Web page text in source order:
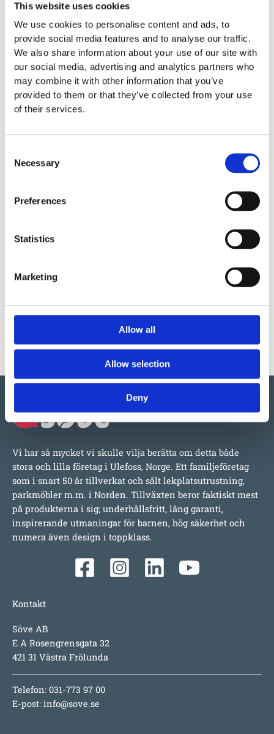
This website uses cookies
We use cookies to personalise content and ads, to
provide social media features and to analyse our traffic.
We also share information about your use of our site with
our social media, advertising and analytics partners who
may combine it with other information that you’ve
provided to them or that they’ve collected from your use
of their services.
Selection
Necessary
Preferences
Statistics
Marketing
Allow all
Allow selection
Deny
på hemsidan.
Tillbehör
540034
med ändplugg
Längd:
1500mm
Vi har så mycket vi skulle vilja berätta om detta både
stora och lilla företag i Ulefoss, Norge. Ett familjeföretag
som i snart 50 år tillverkat och sålt lekplatsutrustning,
parkmöbler m.m. i Norden. Tillväxten beror faktiskt mest
på produkterna i sig; underhållsfritt, lång garanti,
inspirerande utmaningar för barnen, hög säkerhet och
numera även design i toppklass.
Kontakt
Söve AB
E A Rosengrensgata 32
421 31 Västra Frölunda
Telefon: 031-773 97 00
E-post: info@sove.se